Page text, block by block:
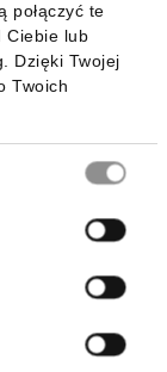
połączyć te
Ciebie lub
Dzięki Twojej
Twoich